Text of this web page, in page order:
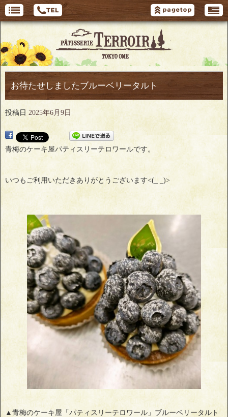
お待たせしましたブルーベリータルト
投稿日 2025年6月9日
青梅のケーキ屋パティスリーテロワールです。
いつもご利用いただきありがとうございます<(_ _)>
▲青梅のケーキ屋「パティスリーテロワール」ブルーベリータルト